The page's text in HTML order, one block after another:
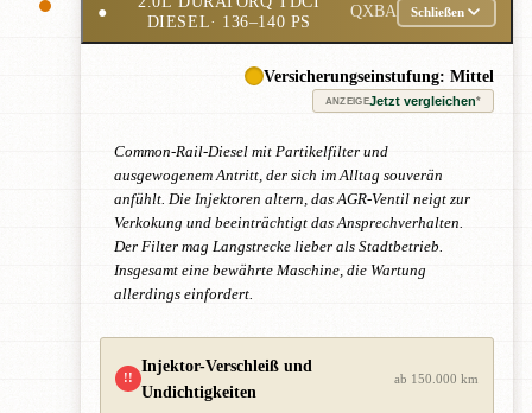
●
DIESEL· 136–140 PS
QXBA Schließen
Versicherungseinstufung: Mittel
ANZEIGEJetzt vergleichen*
Common-Rail-Diesel mit Partikelfilter und
ausgewogenem Antritt, der sich im Alltag souverän
anfühlt. Die Injektoren altern, das AGR-Ventil neigt zur
Verkokung und beeinträchtigt das Ansprechverhalten.
Der Filter mag Langstrecke lieber als Stadtbetrieb.
Insgesamt eine bewährte Maschine, die Wartung
allerdings einfordert.
!!
Injektor-Verschleiß und
Undichtigkeiten
ab 150.000 km